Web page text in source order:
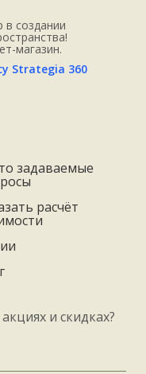
создании
магазин.
Strategia 360
задаваемые
расчёт
и скидках?